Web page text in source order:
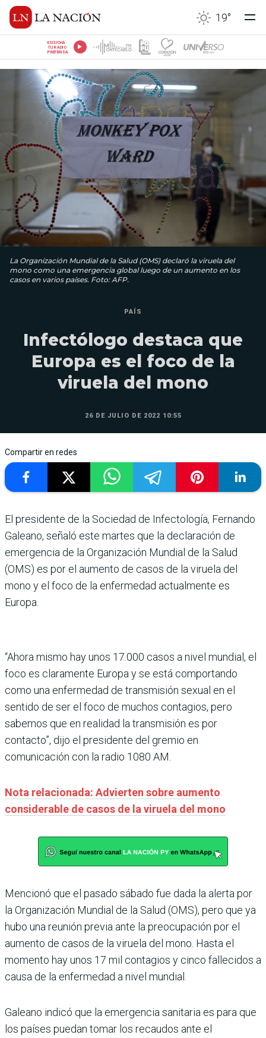
19°
ESCUCHÁ
TU RADIO
PREFERIDA
La Organización Mundial de la Salud (OMS) declaró la viruela del
mono como una emergencia global luego de un aumento en los
casos en varios países. Foto: AFP.
PAÍS
Infectólogo destaca que
Europa es el foco de la
viruela del mono
26 DE JULIO DE 2022 10:55
Compartir en redes
El presidente de la Sociedad de Infectología, Fernando
Galeano, señaló este martes que la declaración de
emergencia de la Organización Mundial de la Salud
(OMS) es por el aumento de casos de la viruela del
mono y el foco de la enfermedad actualmente es
Europa.
“Ahora mismo hay unos 17.000 casos a nivel mundial, el
foco es claramente Europa y se está comportando
como una enfermedad de transmisión sexual en el
sentido de ser el foco de muchos contagios, pero
sabemos que en realidad la transmisión es por
contacto”, dijo el presidente del gremio en
comunicación con la radio 1080 AM.
Nota relacionada: Advierten sobre aumento
considerable de casos de la viruela del mono
Mencionó que el pasado sábado fue dada la alerta por
la Organización Mundial de la Salud (OMS), pero que ya
hubo una reunión previa ante la preocupación por el
aumento de casos de la viruela del mono. Hasta el
momento hay unos 17 mil contagios y cinco fallecidos a
causa de la enfermedad a nivel mundial.
Galeano indicó que la emergencia sanitaria es para que
los países puedan tomar los recaudos ante el